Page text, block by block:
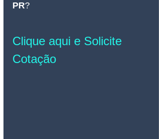
PR?
Clique aqui e Solicite
Cotação